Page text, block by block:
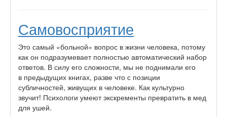
Самовосприятие
Это самый «больной» вопрос в жизни человека, потому
как он подразумевает полностью автоматический набор
ответов. В силу его сложности, мы не поднимали его
в предыдущих книгах, разве что с позиции
субличностей, живущих в человеке. Как культурно
звучит! Психологи умеют экскременты превратить в мед
для ушей.